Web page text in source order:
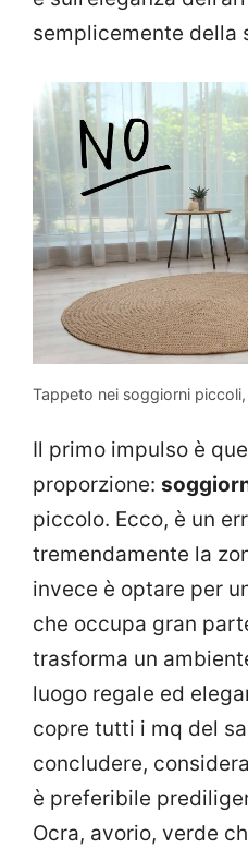
semplicemente della
Tappeto nei soggiorni
Il primo impulso è
proporzione:
piccolo. Ecco, è un
tremendamente la
invece è optare per
che occupa gran
trasforma un
luogo regale ed
copre tutti i mq del
concludere,
è preferibile
Ocra, avorio, verde